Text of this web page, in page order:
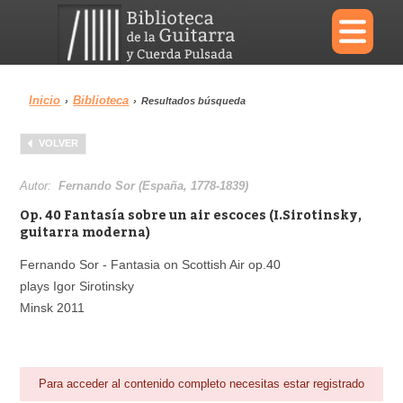
×
Menu
Biblioteca
Reproductor
Inicio › Biblioteca › Resultados búsqueda
VOLVER
Autor:Fernando Sor (España, 1778-1839)
Op. 40 Fantasía sobre un air escoces (I.Sirotinsky,
guitarra moderna)
Fernando Sor - Fantasia on Scottish Air op.40
plays Igor Sirotinsky
Minsk 2011
Para acceder al contenido completo necesitas estar registrado